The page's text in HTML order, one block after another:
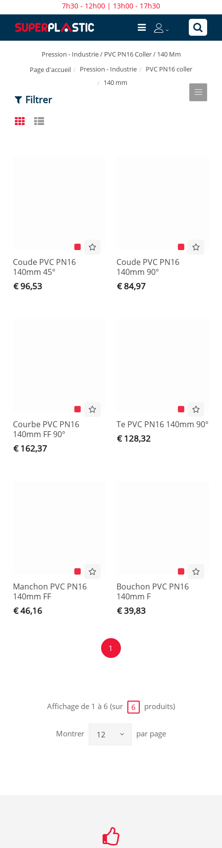
7h30 - 12h00 | 13h00 - 17h30
Pression - Industrie / PVC PN16 Coller / 140 Mm
Page d'accueil
Pression - Industrie
PVC PN16 coller
140 mm
Filtrer
Coude PVC PN16
140mm 45°
€ 96,53
Coude PVC PN16
140mm 90°
€ 84,97
Courbe PVC PN16
140mm FF 90°
€ 162,37
Te PVC PN16 140mm 90°
€ 128,32
Manchon PVC PN16
140mm FF
€ 46,16
Bouchon PVC PN16
140mm F
€ 39,83
1
Affichage de 1 à 6 (sur 6 produits)
Montrer 12 par page